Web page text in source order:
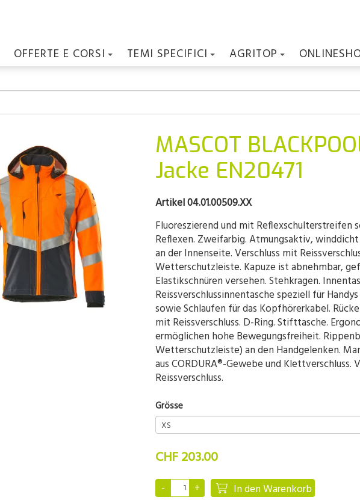
OFFERTE E CORSI TEMI SPECIFICI AGRITOP
MASCOT
Jacke EN20471
Artikel 04.01.00509.XX
Fluoreszierend und mit Reflexschulterstreifen
Reflexen. Zweifarbig. Atmungsaktiv,
an der Innenseite. Verschluss mit
Wetterschutzleiste. Kapuze ist abnehmbar,
Elastikschnüren versehen. Stehkragen.
Reissverschlussinnentasche speziell für
sowie Schlaufen für das Kopfhörerkabel.
mit Reissverschluss. D-Ring. Stifttasche.
ermöglichen hohe Bewegungsfreiheit.
Wetterschutzleiste) an den Handgelenken.
aus CORDURA®-Gewebe und Klettverschluss.
Reissverschluss.
Grösse
CHF 203.00
In den Warenkorb